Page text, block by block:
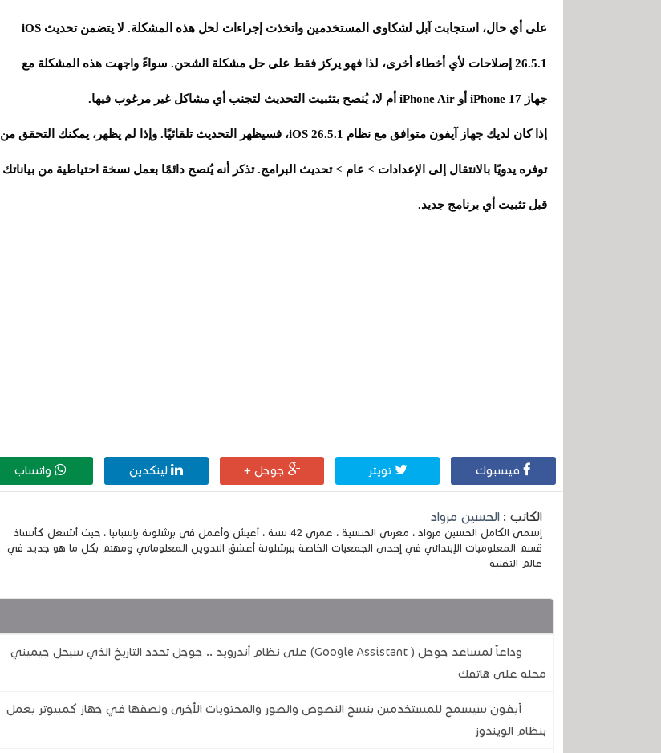
على أي حال، استجابت آبل لشكاوى المستخدمين واتخذت إجراءات لحل هذه المشكلة. لا يتضمن تحديث iOS
26.5.1 إصلاحات لأي أخطاء أخرى، لذا فهو يركز فقط على حل مشكلة الشحن. سواءً واجهت هذه المشكلة مع
جهاز iPhone 17 أو iPhone Air أم لا، يُنصح بتثبيت التحديث لتجنب أي مشاكل غير مرغوب فيها.
إذا كان لديك جهاز آيفون متوافق مع نظام iOS 26.5.1، فسيظهر التحديث تلقائيًا. وإذا لم يظهر، يمكنك التحقق من
توفره يدويًا بالانتقال إلى الإعدادات > عام > تحديث البرامج. تذكر أنه يُنصح دائمًا بعمل نسخة احتياطية من بياناتك
قبل تثبيت أي برنامج جديد.
فيسبوك تويتر جوجل + لينكدين واتساب
الكاتب : الحسين مزواد
إسمي الكامل الحسين مزواد ، مغربي الجنسية ، عمري 42 سنة ، أعيش وأعمل في برشلونة بإسبانيا ، حيث أشتغل كأستاذ
قسم المعلوميات الإبتدائي في إحدى الجمعيات الخاصة ببرشلونة أعشق التدوين المعلوماتي ومهتم بكل ما هو جديد في
عالم التقنية
وداعاً لمساعد جوجل ( Google Assistant) على نظام أندرويد .. جوجل تحدد التاريخ الذي سيحل جيميني
محله على هاتفك
آيفون سيسمح للمستخدمين بنسخ النصوص والصور والمحتويات الأخرى ولصقها في جهاز كمبيوتر يعمل
بنظام الويندوز